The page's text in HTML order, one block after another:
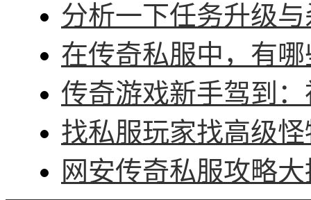
分析一下任务升级
在传奇私服中，有
传奇游戏新手驾到
找私服玩家找高级
网安传奇私服攻略